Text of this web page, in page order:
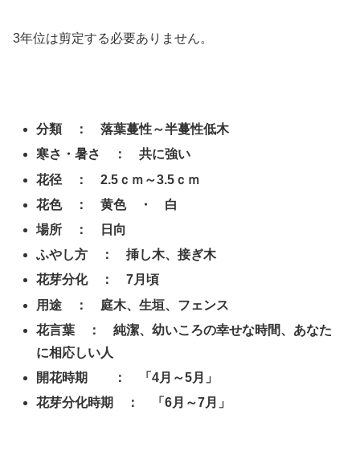
3年位は剪定する必要ありません。
分類 ： 落葉蔓性～半蔓性低木
寒さ・暑さ ： 共に強い
花径 ： 2.5ｃｍ～3.5ｃｍ
花色 ： 黄色 ・ 白
場所 ： 日向
ふやし方 ： 挿し木、接ぎ木
花芽分化 ： 7月頃
用途 ： 庭木、生垣、フェンス
花言葉 ： 純潔、幼いころの幸せな時間、あなた
に相応しい人
開花時期 ： 「4月～5月」
花芽分化時期 ： 「6月～7月」